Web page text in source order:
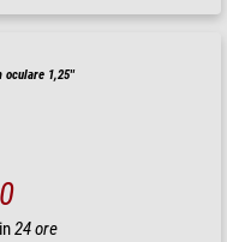
oculare 1,25''
24 ore